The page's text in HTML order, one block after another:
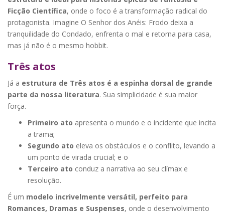
Ficção Científica, onde o foco é a transformação radical do
protagonista. Imagine O Senhor dos Anéis: Frodo deixa a
tranquilidade do Condado, enfrenta o mal e retorna para casa,
mas já não é o mesmo hobbit.
Três atos
Já a estrutura de Três atos é a espinha dorsal de grande
parte da nossa literatura. Sua simplicidade é sua maior
força.
Primeiro ato apresenta o mundo e o incidente que incita
a trama;
Segundo ato eleva os obstáculos e o conflito, levando a
um ponto de virada crucial; e o
Terceiro ato conduz a narrativa ao seu clímax e
resolução.
É um modelo incrivelmente versátil, perfeito para
Romances, Dramas e Suspenses, onde o desenvolvimento